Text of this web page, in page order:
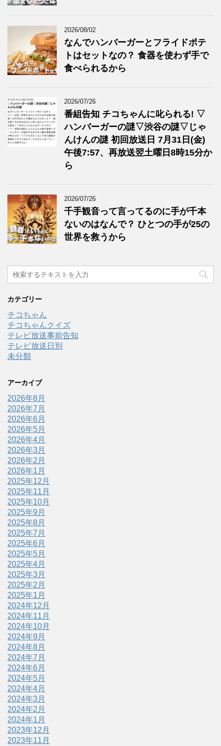
2026/08/02
なんでハンバーガーとフライドポテ
トはセットなの？ 食器を使わず手で
食べられるから
2026/07/26
番組告知 チコちゃんに叱られる! ▽
ハンバーガーの謎▽渋谷の謎▽じゃ
んけんの謎 初回放送日 7月31日(金)
午後7:57、再放送翌土曜日8時15分か
ら
2026/07/26
千手観音って言ってるのに手が千本
ないのはなんで？ ひとつの手が25の
世界を救うから
カテゴリー
チコちゃん
チコちゃんクイズ
テレビ放送事前告知
テレビ放送日別
未分類
アーカイブ
2026年8月
2026年7月
2026年6月
2026年5月
2026年4月
2026年3月
2026年2月
2026年1月
2025年12月
2025年11月
2025年10月
2025年9月
2025年8月
2025年7月
2025年6月
2025年5月
2025年4月
2025年3月
2025年2月
2025年1月
2024年12月
2024年11月
2024年10月
2024年9月
2024年8月
2024年7月
2024年6月
2024年5月
2024年4月
2024年3月
2024年2月
2024年1月
2023年12月
2023年11月